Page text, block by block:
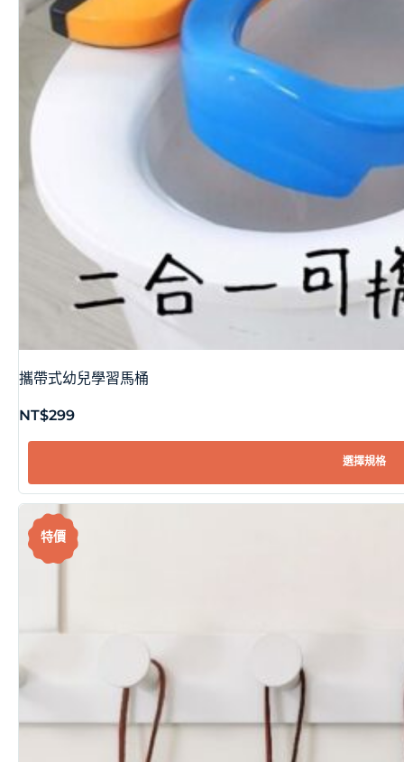
攜帶式幼兒學習馬桶
NT$299
選擇規格
特價